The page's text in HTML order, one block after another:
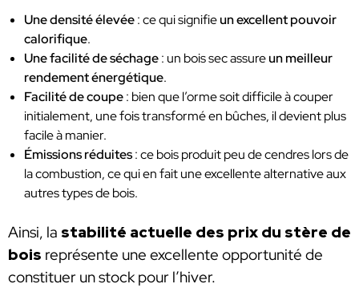
Une densité élevée: ce qui signifieun excellent pouvoir
calorifique.
Une facilité de séchage: un bois sec assureun meilleur
rendement énergétique.
Facilité de coupe: bien que l’orme soit difficile à couper
initialement, une fois transformé en bûches, il devient plus
facile à manier.
Émissions réduites: ce bois produit peu de cendres lors de
la combustion, ce qui en fait une excellente alternative aux
autres types de bois.
Ainsi, la stabilité actuelle des prix du stère de
bois représente une excellente opportunité de
constituer un stock pour l’hiver.